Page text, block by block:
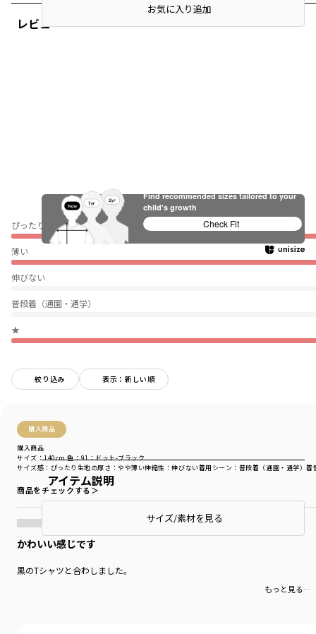
レビュー
ぴったり
薄い
伸びない
普段着（通園・通学）
★
絞り込み 表示：新しい順
購入商品
購入商品
サイズ感 ：ぴったり 生地の厚さ ：やや薄い伸縮性 ：伸びない着用シーン ：普段着（通園・通学）着
サイズ：140cm色：91：ドット-ブラック
商品をチェックする＞
かわいい感じです
黒のTシャツと合わしました。
もっと見る…
お気に入り追加
アイテム説明
サイズ/素材を見る
Find recommended sizes tailored to your
child's growth
Check Fit